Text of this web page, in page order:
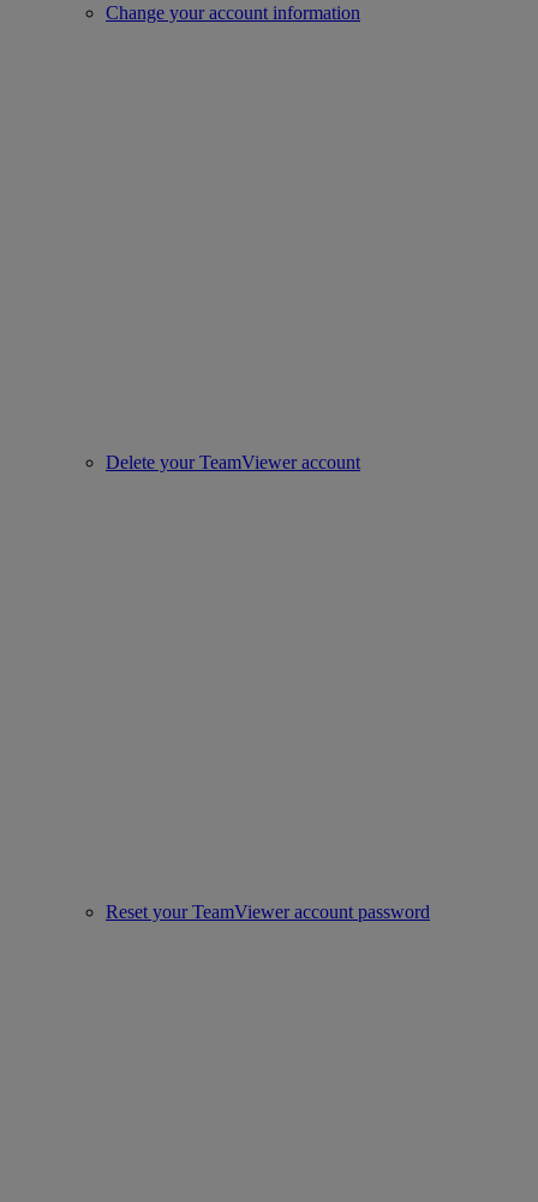
Change your account information
Delete your TeamViewer account
Reset your TeamViewer account password